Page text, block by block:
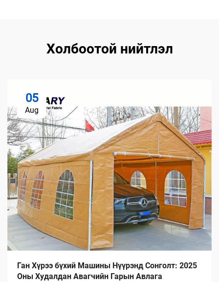
Холбоотой нийтлэл
05
Aug
Ган Хүрээ бүхий Машины Нүүрэнд Сонголт: 2025
Оны Худалдан Авагчийн Гарын Авлага